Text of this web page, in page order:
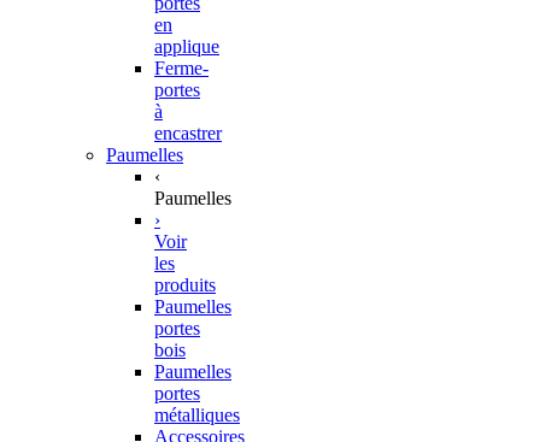
en
applique
Ferme-
portes
à
encastrer
Paumelles
‹
Paumelles
›
Voir
les
produits
Paumelles
portes
bois
Paumelles
portes
métalliques
Accessoires